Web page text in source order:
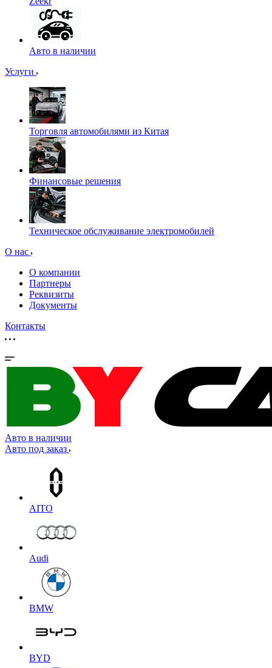
Авто в наличии
Услуги
Торговля автомобилями из Китая
Финансовые решения
Техническое обслуживание электромобилей
О нас
О компании
Партнеры
Реквизиты
Документы
Контакты
Авто в наличии
Авто под заказ
AITO
Audi
BMW
BYD